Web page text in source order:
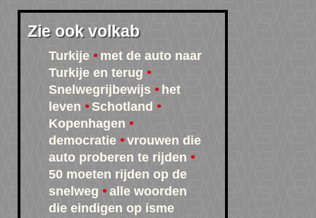
Zie ook volkab
Turkije
met de auto naar
Turkije en terug
Snelwegrijbewijs
het
leven
Schotland
Kopenhagen
democratie
vrouwen die
auto proberen te rijden
50 moeten rijden op de
snelweg
alle woorden
die eindigen op isme